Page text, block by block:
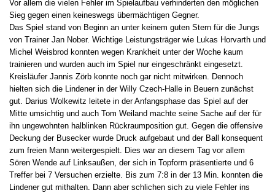
Vor allem die vielen Fehler im Spielaufbau verhinderten den möglichen
Sieg gegen einen keineswegs übermächtigen Gegner.
Das Spiel stand von Beginn an unter keinem guten Stern für die Jungs
von Trainer Jan Nober. Wichtige Leistungsträger wie Lukas Horvarth und
Michel Weisbrod konnten wegen Krankheit unter der Woche kaum
trainieren und wurden auch im Spiel nur eingeschränkt eingesetzt.
Kreisläufer Jannis Zörb konnte noch gar nicht mitwirken. Dennoch
hielten sich die Lindener in der Willy Czech-Halle in Beuern zunächst
gut. Darius Wolkewitz leitete in der Anfangsphase das Spiel auf der
Mitte umsichtig und auch Tom Weiland machte seine Sache auf der für
ihn ungewohnten halblinken Rückraumposition gut. Gegen die offensive
Deckung der Busecker wurde Druck aufgebaut und der Ball konsequent
zum freien Mann weitergespielt. Dies war an diesem Tag vor allem
Sören Wende auf Linksaußen, der sich in Topform präsentierte und 6
Treffer bei 7 Versuchen erzielte. Bis zum 7:8 in der 13 Min. konnten die
Lindener gut mithalten. Dann aber schlichen sich zu viele Fehler ins